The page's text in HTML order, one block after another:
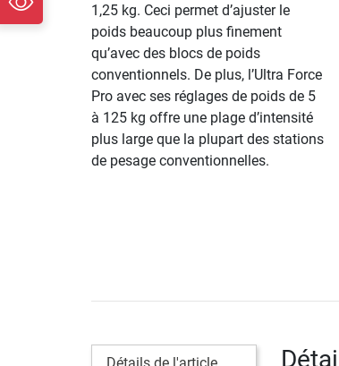
1,25 kg. Ceci permet d’ajuster le
poids beaucoup plus finement
qu’avec des blocs de poids
conventionnels. De plus, l’Ultra Force
Pro avec ses réglages de poids de 5
à 125 kg offre une plage d’intensité
plus large que la plupart des stations
de pesage conventionnelles.